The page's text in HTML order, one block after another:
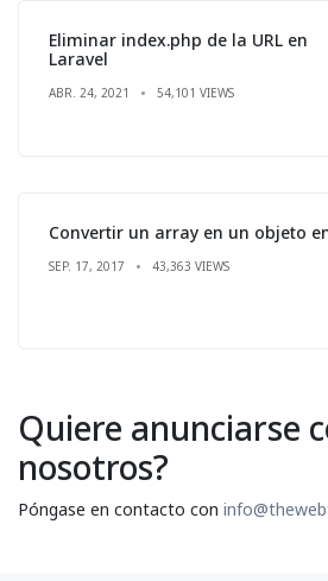
Eliminar index.php de la URL en
Laravel
ABR. 24, 2021 54,101 VIEWS
Convertir un array en un objeto
SEP. 17, 2017 43,363 VIEWS
Quiere anunciarse
nosotros?
Póngase en contacto con